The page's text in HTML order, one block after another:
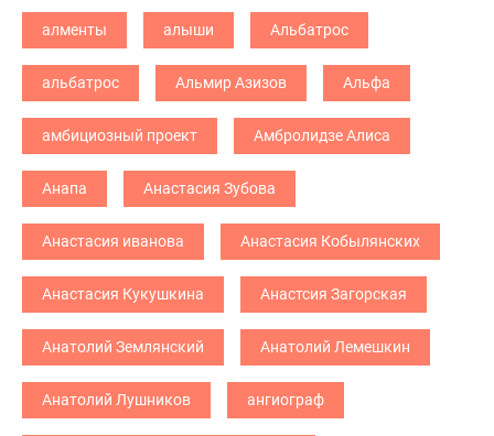
алменты алыши Альбатрос
альбатрос Альмир Азизов Альфа
амбициозный проект Амбролидзе Алиса
Анапа Анастасия Зубова
Анастасия иванова Анастасия Кобылянских
Анастасия Кукушкина Анастсия Загорская
Анатолий Землянский Анатолий Лемешкин
Анатолий Лушников ангиограф